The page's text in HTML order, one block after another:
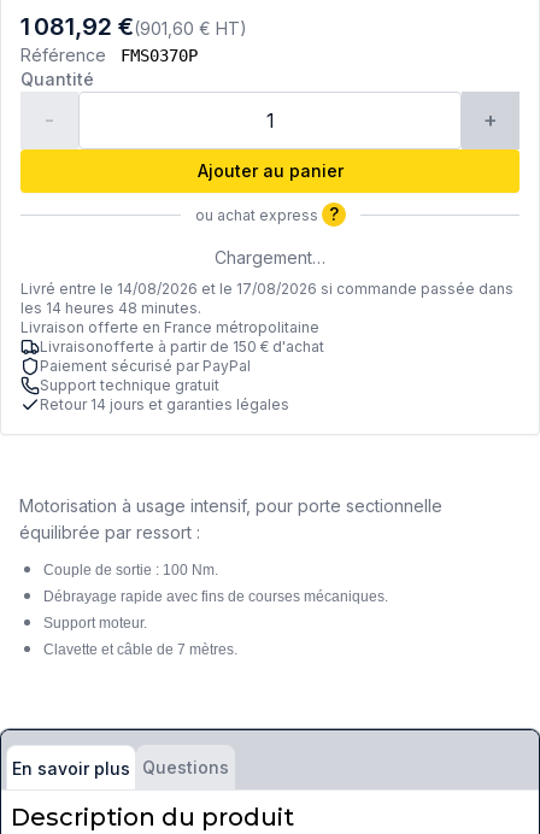
1 081,92 €(901,60 € HT)
Référence
FMS0370P
Quantité
- +
Ajouter au panier
ou achat express ?
Chargement…
Livré entre le 14/08/2026 et le 17/08/2026 si commande passée dans
les 14 heures 48 minutes.
Livraison offerte en France métropolitaine
Livraisonofferte à partir de 150 € d'achat
Paiement sécurisé par PayPal
Support technique gratuit
Retour 14 jours et garanties légales
Motorisation à usage intensif, pour porte sectionnelle
équilibrée par ressort :
Couple de sortie : 100 Nm.
Débrayage rapide avec fins de courses mécaniques.
Support moteur.
Clavette et câble de 7 mètres.
En savoir plus Questions
Description du produit